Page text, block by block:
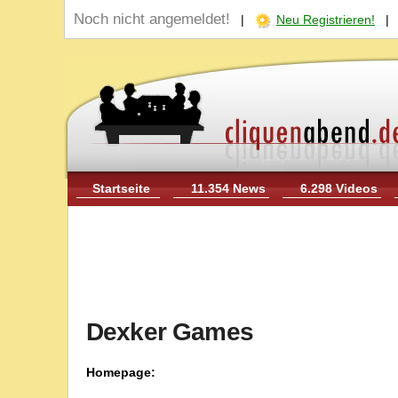
Noch nicht angemeldet! | Neu Registrieren!
Startseite 11.354 News 6.298 Videos
Dexker Games
Homepage: